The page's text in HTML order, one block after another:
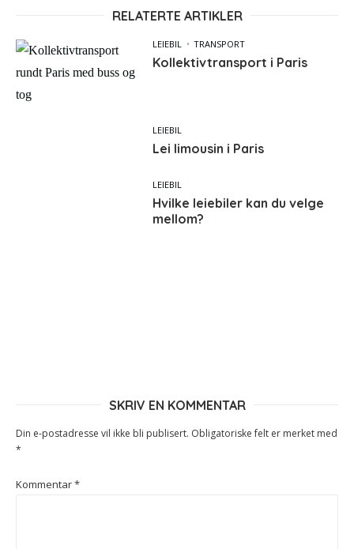
RELATERTE ARTIKLER
LEIEBIL TRANSPORT
Kollektivtransport i Paris
LEIEBIL
Lei limousin i Paris
LEIEBIL
Hvilke leiebiler kan du velge
mellom?
SKRIV EN KOMMENTAR
Din e-postadresse vil ikke bli publisert. Obligatoriske felt er merket med
*
Kommentar*